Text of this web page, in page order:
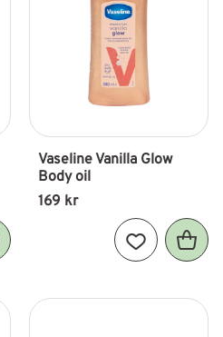
Vaseline Vanilla Glow
Body oil
169 kr
Lägg till i